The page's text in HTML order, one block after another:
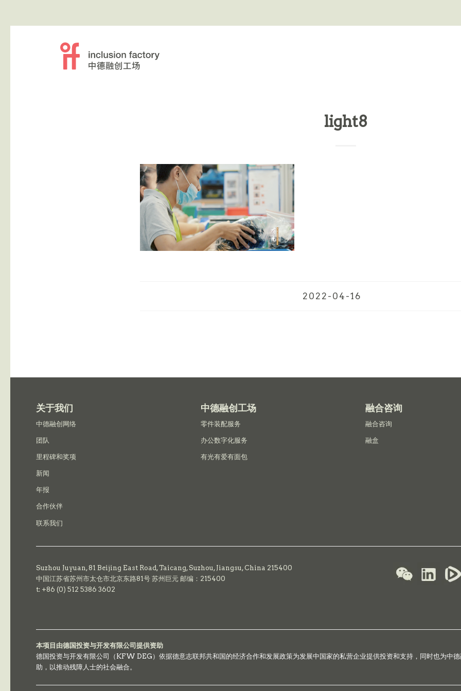
light8
2022-04-16
关于我们
中德融创网络
团队
里程碑和奖项
新闻
年报
合作伙伴
联系我们
中德融创工场
零件装配服务
办公数字化服务
有光有爱有面包
融合咨询
融合咨询
融盒
Suzhou Juyuan, 81 Beijing East Road,Taicang,Suzhou, Jiangsu, China 215400
中国江苏省苏州市太仓市北京东路81号 苏州巨元 邮编：215400
t: +86 (0) 512 5386 3602
本项目由德国投资与开发有限公司提供资助
德国投资与开发有限公司（KFW DEG）依据德意志联邦共和国的经济合作和发展政策为发展中国家的私营企业提供投资和支持，同时也为中
助，以推动残障人士的社会融合。